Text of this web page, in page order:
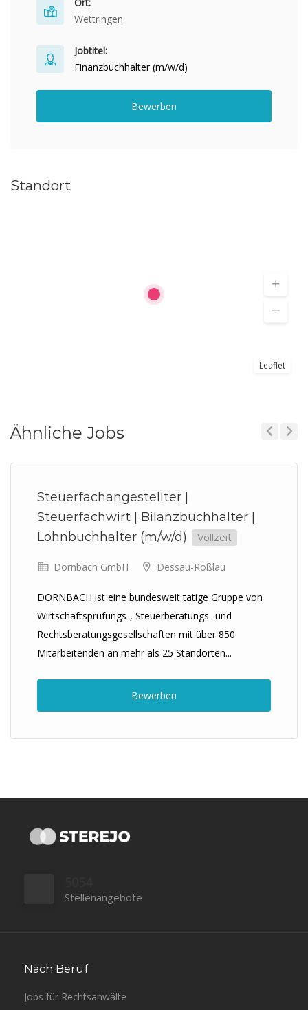
Wettringen
Jobtitel:
Finanzbuchhalter (m/w/d)
Bewerben
Standort
Leaflet
Ähnliche Jobs
Steuerfachangestellter |
Steuerfachwirt | Bilanzbuchhalter |
Lohnbuchhalter (m/w/d)
Vollzeit
Dornbach GmbH Dessau-Roßlau
DORNBACH ist eine bundesweit tätige Gruppe von
Wirtschaftsprüfungs-, Steuerberatungs- und
Rechtsberatungsgesellschaften mit über 850
Mitarbeitenden an mehr als 25 Standorten...
Bewerben
Stellenangebote
Nach Beruf
Jobs für Rechtsanwälte